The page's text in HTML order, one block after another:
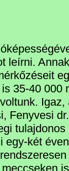
leírni.
35-40 000
Igaz,
Fenyvesi
egy-két